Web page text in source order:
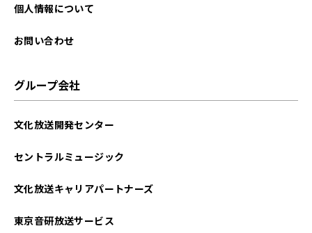
個人情報について
お問い合わせ
グループ会社
文化放送開発センター
セントラルミュージック
文化放送キャリアパートナーズ
東京音研放送サービス